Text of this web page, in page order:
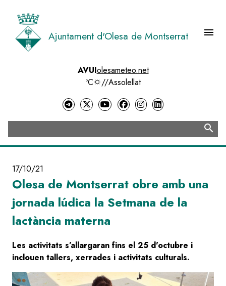
contingut
Ajuntament d'Olesa de Montserrat menu
AVUIolesameteo.net
ºC
//Assolellat
search
17/10/21
Olesa de Montserrat obre amb una
jornada lúdica la Setmana de la
lactància materna
Les activitats s’allargaran fins el 25 d'octubre i
inclouen tallers, xerrades i activitats culturals.
Image